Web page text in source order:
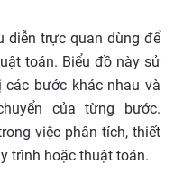
diễn trực quan dùng để
toán. Biểu đồ này sử
bước khác nhau và
của từng bước.
việc phân tích, thiết
trình hoặc thuật toán.